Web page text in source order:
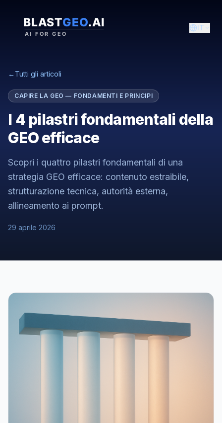
IT
←Tutti gli articoli
CAPIRE LA GEO — FONDAMENTI E PRINCIPI
I 4 pilastri fondamentali della
GEO efficace
Scopri i quattro pilastri fondamentali di una
strategia GEO efficace: contenuto estraibile,
strutturazione tecnica, autorità esterna,
allineamento ai prompt.
29 aprile 2026